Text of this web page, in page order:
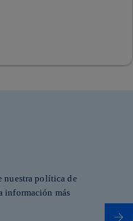
nuestra política de
información más